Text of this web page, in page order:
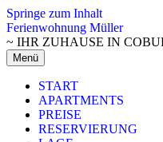
Springe zum Inhalt
Ferienwohnung Müller
~ IHR ZUHAUSE IN
Menü
START
APARTMENTS
PREISE
RESERVIERUNG